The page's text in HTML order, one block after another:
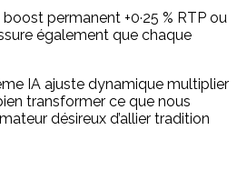
permanent +0·25 % RTP ou
également que chaque
IA ajuste dynamique multiplier
transformer ce que nous
désireux d’allier tradition